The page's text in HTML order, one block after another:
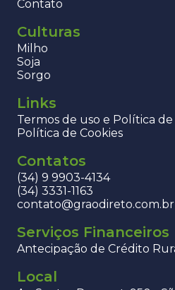
Contato
Culturas
Milho
Soja
Sorgo
Links
Termos de uso e Política
Política de Cookies
Contatos
(34) 9 9903-4134
(34) 3331-1163
contato@graodireto.com.br
Serviços Financeiros
Antecipação de Crédito
Local